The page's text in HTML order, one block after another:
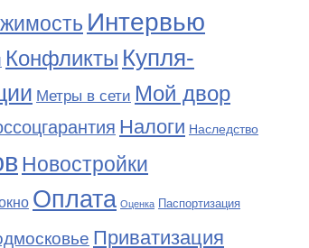
Интервью
Конфликты Купля-
Метры в сети Мой двор
Налоги Наследство
Новостройки
Оплата Оценка Паспортизация
Приватизация